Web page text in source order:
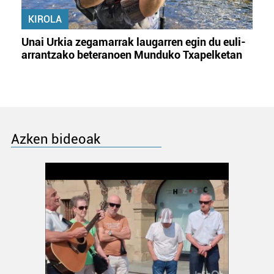
KIROLA
Unai Urkia zegamarrak laugarren egin du euli-
arrantzako beteranoen Munduko Txapelketan
Azken bideoak